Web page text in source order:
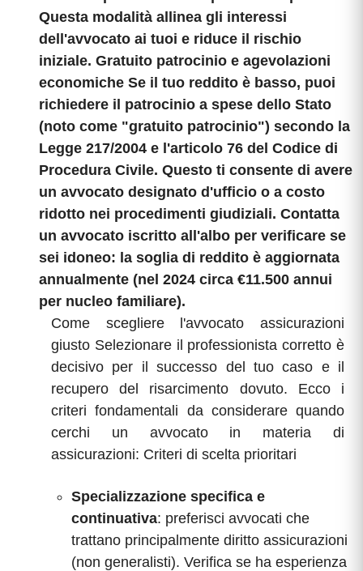
Questa modalità allinea gli interessi
dell'avvocato ai tuoi e riduce il rischio
iniziale. Gratuito patrocinio e agevolazioni
economiche Se il tuo reddito è basso, puoi
richiedere il patrocinio a spese dello Stato
(noto come "gratuito patrocinio") secondo la
Legge 217/2004 e l'articolo 76 del Codice di
Procedura Civile. Questo ti consente di avere
un avvocato designato d'ufficio o a costo
ridotto nei procedimenti giudiziali. Contatta
un avvocato iscritto all'albo per verificare se
sei idoneo: la soglia di reddito è aggiornata
annualmente (nel 2024 circa €11.500 annui
per nucleo familiare).
Come scegliere l'avvocato assicurazioni
giusto Selezionare il professionista corretto è
decisivo per il successo del tuo caso e il
recupero del risarcimento dovuto. Ecco i
criteri fondamentali da considerare quando
cerchi un avvocato in materia di
assicurazioni: Criteri di scelta prioritari
Specializzazione specifica e
continuativa: preferisci avvocati che
trattano principalmente diritto assicurazioni
(non generalisti). Verifica se ha esperienza